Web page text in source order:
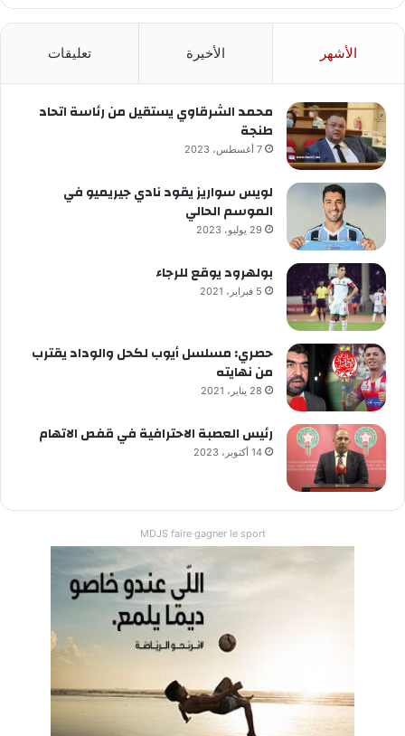
الأشهر الأخيرة تعليقات
محمد الشرقاوي يستقيل من رئاسة اتحاد
طنجة
7 أغسطس، 2023
لويس سواريز يقود نادي جيريميو في
الموسم الحالي
29 يوليو، 2023
بولهرود يوقع للرجاء
5 فبراير، 2021
حصري: مسلسل أيوب لكحل والوداد يقترب
من نهايته
28 يناير، 2021
رئيس العصبة الاحترافية في قفص الاتهام
14 أكتوبر، 2023
MDJS faire gagner le sport